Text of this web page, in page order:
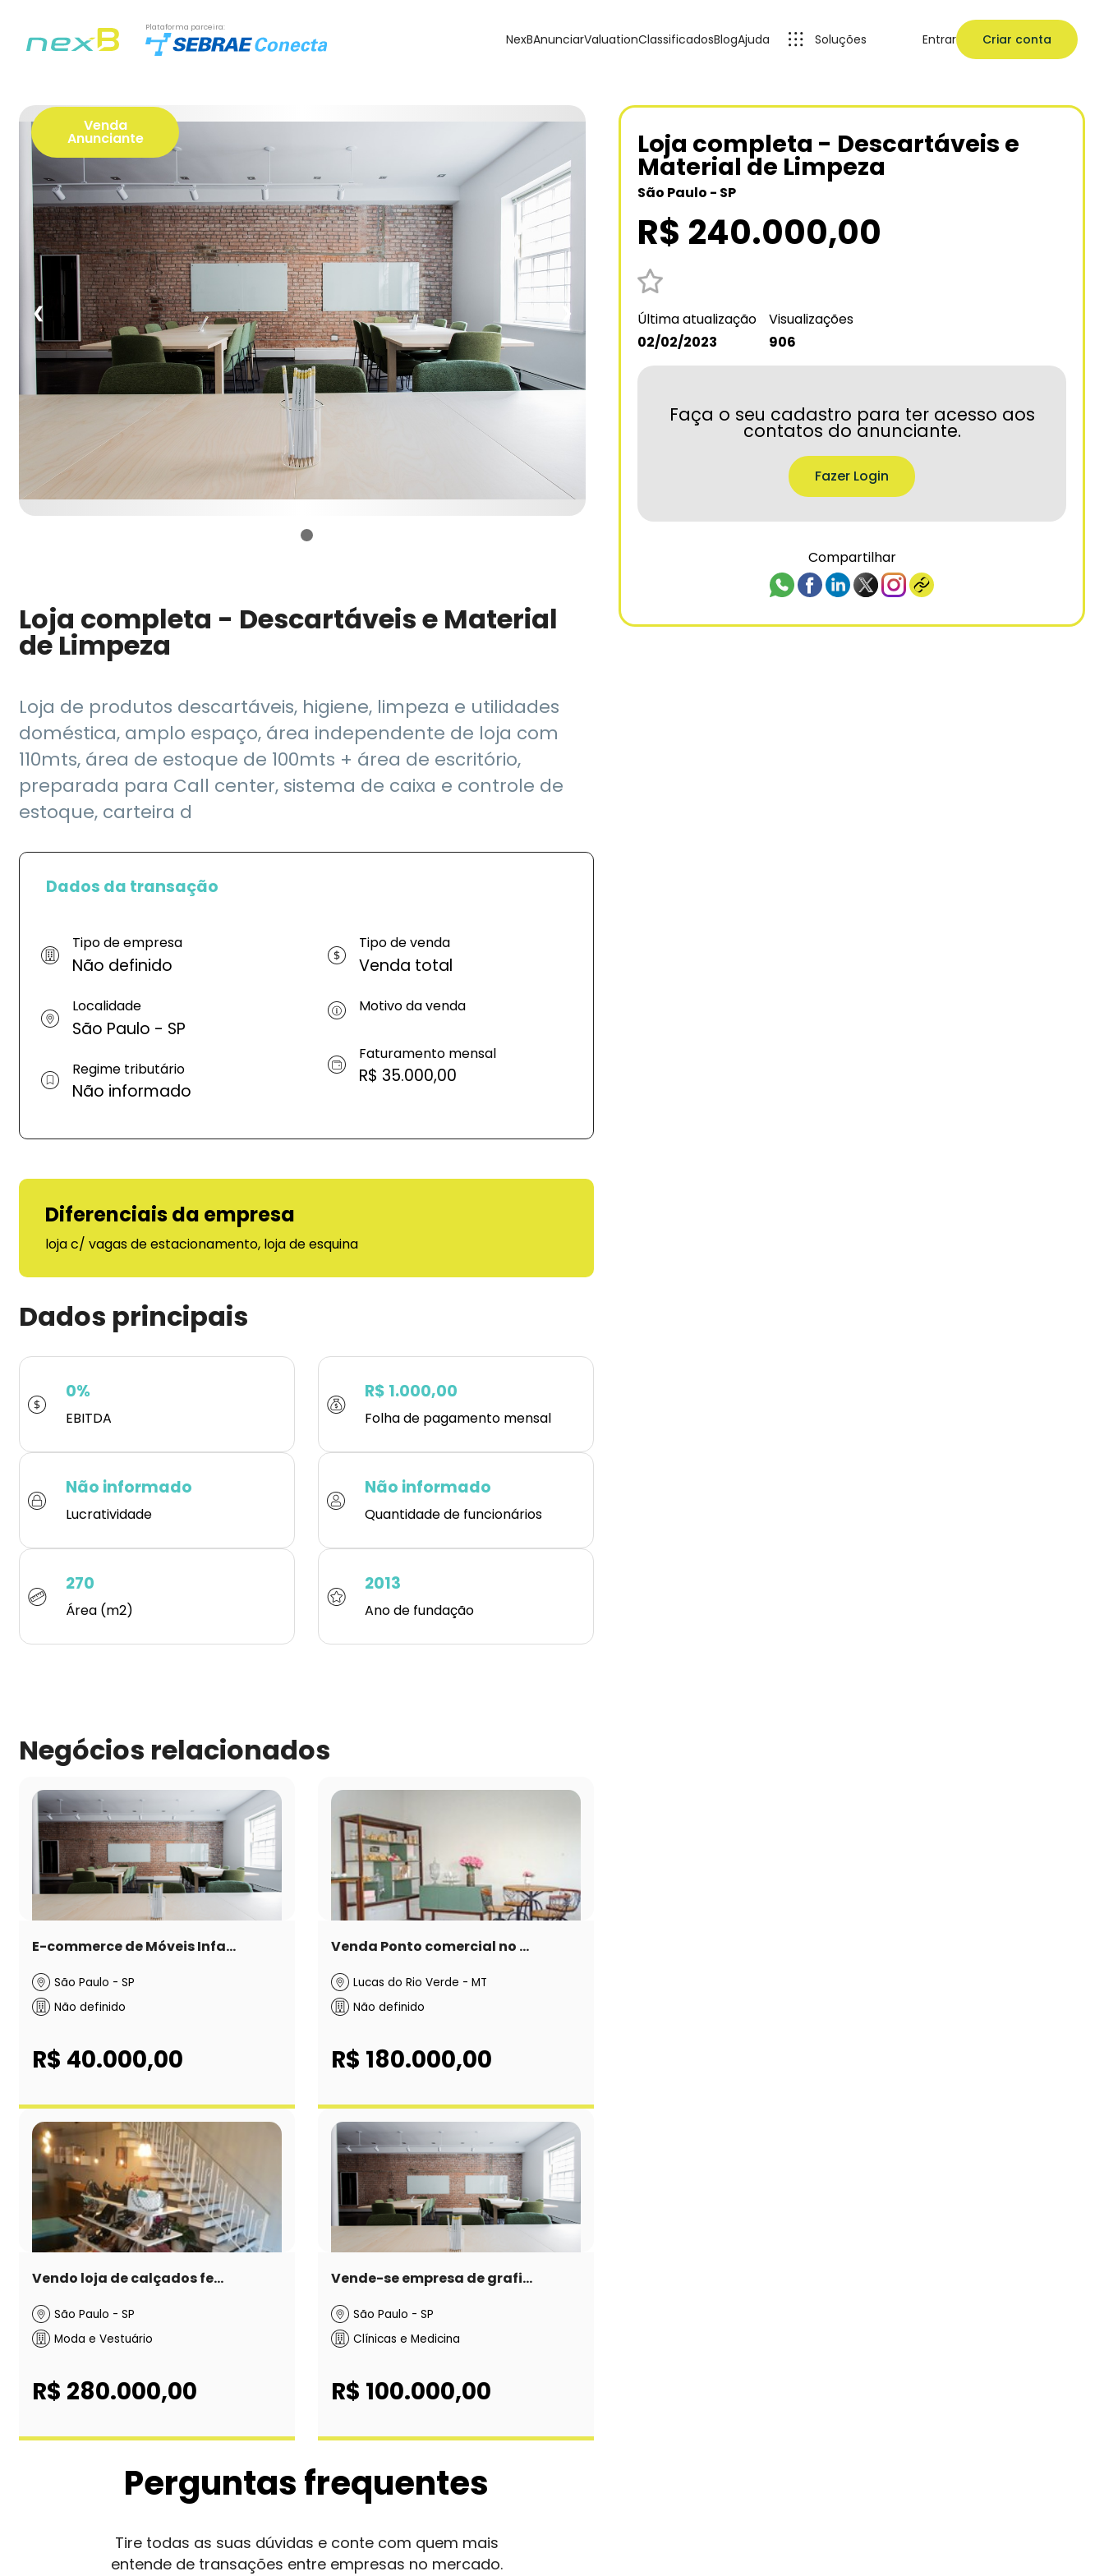
Plataforma parceira:
NexBAnunciarValuationClassificadosBlogAjuda Soluções Entrar Criar conta
Venda
Anunciante
❮ ❯
Loja completa - Descartáveis e
Material de Limpeza
São Paulo - SP
R$ 240.000,00
Última atualização
02/02/2023
Visualizações
906
Faça o seu cadastro para ter acesso aos
contatos do anunciante.
Fazer Login
Compartilhar
Loja completa - Descartáveis e Material
de Limpeza
Loja de produtos descartáveis, higiene, limpeza e utilidades
doméstica, amplo espaço, área independente de loja com
110mts, área de estoque de 100mts + área de escritório,
preparada para Call center, sistema de caixa e controle de
estoque, carteira d
Dados da transação
Tipo de empresa
Não definido
Localidade
São Paulo - SP
Regime tributário
Não informado
Tipo de venda
Venda total
Motivo da venda
Faturamento mensal
R$ 35.000,00
Diferenciais da empresa
loja c/ vagas de estacionamento, loja de esquina
Dados principais
0%
EBITDA
R$ 1.000,00
Folha de pagamento mensal
Não informado
Lucratividade
Não informado
Quantidade de funcionários
270
Área (m2)
2013
Ano de fundação
Negócios relacionados
E-commerce de Móveis Infa...
São Paulo - SP
Não definido
R$ 40.000,00
Venda Ponto comercial no ...
Lucas do Rio Verde - MT
Não definido
R$ 180.000,00
Vendo loja de calçados fe...
São Paulo - SP
Moda e Vestuário
R$ 280.000,00
Vende-se empresa de grafi...
São Paulo - SP
Clínicas e Medicina
R$ 100.000,00
Perguntas frequentes
Tire todas as suas dúvidas e conte com quem mais
entende de transações entre empresas no mercado.